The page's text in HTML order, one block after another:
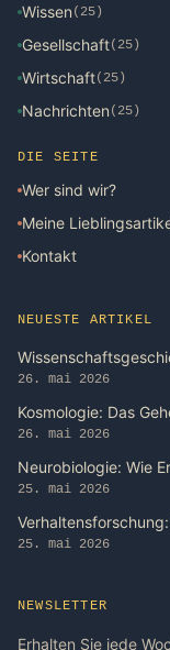
Wissen (25)
Gesellschaft(25)
Wirtschaft(25)
Nachrichten (25)
DIE SEITE
Wer sind wir?
Meine
Kontakt
NEUESTE ARTIKEL
26. mai 2026
Kosmologie: Das
26. mai 2026
Neurobiologie: Wie
25. mai 2026
25. mai 2026
NEWSLETTER
Erhalten Sie jede